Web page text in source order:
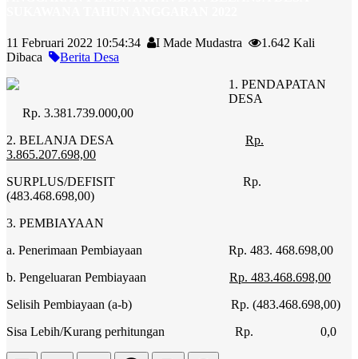
11 Februari 2022 10:54:34 I Made Mudastra
1.642 Kali
Dibaca
Berita Desa
1. PENDAPATAN
DESA
Rp. 3.381.739.000,00
2. BELANJA DESA Rp.
3.865.207.698,00
SURPLUS/DEFISIT Rp.
(483.468.698,00)
3. PEMBIAYAAN
a. Penerimaan Pembiayaan Rp. 483. 468.698,00
b. Pengeluaran Pembiayaan Rp. 483.468.698,00
Selisih Pembiayaan (a-b) Rp. (483.468.698,00)
Sisa Lebih/Kurang perhitungan Rp. 0,0